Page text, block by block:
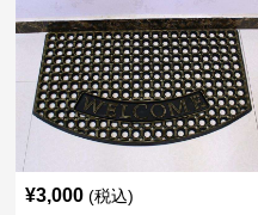
¥3,000 (税込)